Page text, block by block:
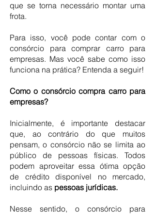
que se torna necessário montar uma
frota.
Para isso, você pode contar com o
consórcio para comprar carro para
empresas. Mas você sabe como isso
funciona na prática? Entenda a seguir!
Como o consórcio compra carro para
empresas?
Inicialmente, é importante destacar
que, ao contrário do que muitos
pensam, o consórcionão se limita ao
público de pessoas físicas. Todos
podem aproveitar essa ótima opção
de crédito disponível no mercado,
incluindo as pessoas jurídicas.
Nesse sentido, o consórcio para